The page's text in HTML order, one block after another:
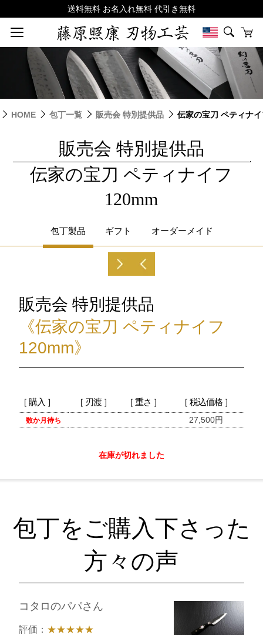
HOME 包丁一覧 販売会 特別提供品 伝家の宝刀 ペティナ
販売会 特別提供品
|
伝家の宝刀 ペティナイフ
120mm
包丁製品 ギフト オーダーメイド
販売会 特別提供品
《伝家の宝刀 ペティナイフ
120mm》
［ 購入 ］ ［ 刃渡 ］ ［ 重さ ］ ［ 税込価格 ］
数か月待ち 27,500円
在庫が切れました
包丁をご購入下さった
方々の声
コタロのパパさん
評価： ★★★★★